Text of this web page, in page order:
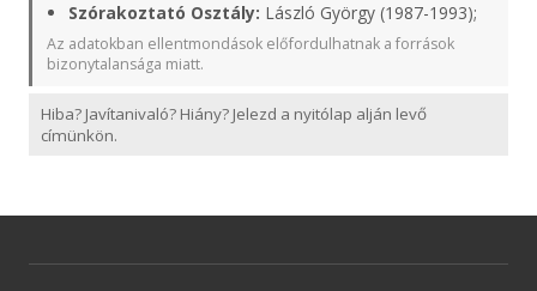
Szórakoztató Osztály: László György (1987-1993);
Az adatokban ellentmondások előfordulhatnak a források
bizonytalansága miatt.
Hiba? Javítanivaló? Hiány? Jelezd a nyitólap alján levő
címünkön.